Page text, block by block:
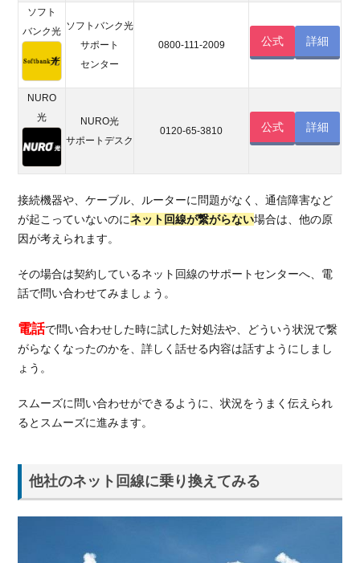
ソフト
バンク光 ソフトバンク光
サポート
センター
0800-111-2009 公式 詳細
NURO
光
NURO光
サポートデスク
0120-65-3810 公式 詳細
接続機器や、ケーブル、ルーターに問題がなく、通信障害など
が起こっていないのにネット回線が繋がらない場合は、他の原
因が考えられます。
その場合は契約しているネット回線のサポートセンターへ、電
話で問い合わせてみましょう。
電話で問い合わせした時に試した対処法や、どういう状況で繋
がらなくなったのかを、詳しく話せる内容は話すようにしまし
ょう。
スムーズに問い合わせができるように、状況をうまく伝えられ
るとスムーズに進みます。
他社のネット回線に乗り換えてみる